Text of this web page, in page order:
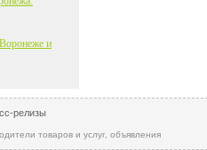
и
релизы
товаров и услуг, объявления